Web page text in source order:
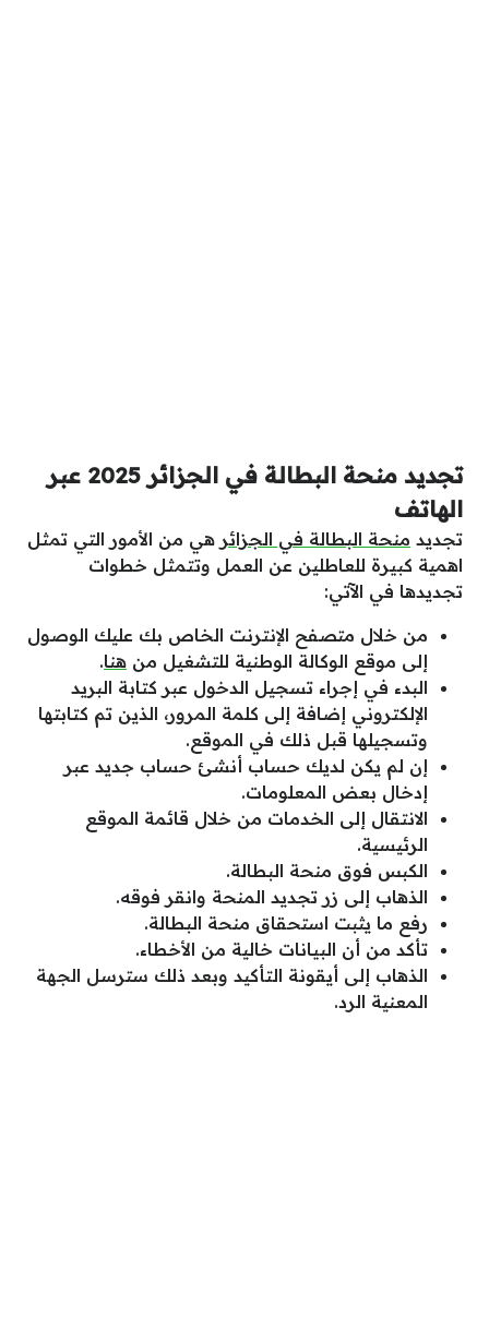
تجديد منحة البطالة في الجزائر 2025 عبر
الهاتف
تجديد منحة البطالة في الجزائر هي من الأمور التي تمثل
اهمية كبيرة للعاطلين عن العمل وتتمثل خطوات
تجديدها في الآتي:
من خلال متصفح الإنترنت الخاص بك عليك الوصول
إلى موقع الوكالة الوطنية للتشغيل من هنا.
البدء في إجراء تسجيل الدخول عبر كتابة البريد
الإلكتروني إضافة إلى كلمة المرور، الذين تم كتابتها
وتسجيلها قبل ذلك في الموقع.
إن لم يكن لديك حساب أنشئ حساب جديد عبر
إدخال بعض المعلومات.
الانتقال إلى الخدمات من خلال قائمة الموقع
الرئيسية.
الكبس فوق منحة البطالة.
الذهاب إلى زر تجديد المنحة وانقر فوقه.
رفع ما يثبت استحقاق منحة البطالة.
تأكد من أن البيانات خالية من الأخطاء.
الذهاب إلى أيقونة التأكيد وبعد ذلك سترسل الجهة
المعنية الرد.